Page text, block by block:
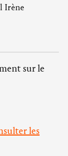
Irène
sur le
les